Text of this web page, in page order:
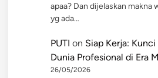
apaa? Dan dijelaskan makna
yg ada…
PUTI on Siap Kerja:
Dunia Profesional di Era
26/05/2026